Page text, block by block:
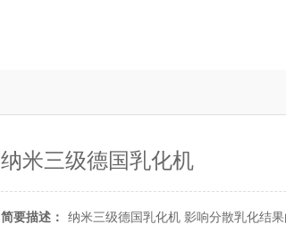
纳米三级德国乳化机
简要描述： 纳米三级德国乳化机 影响分散乳化结